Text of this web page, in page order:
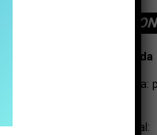
Tarifas Propaganda
Contacto de Prensa:
Contacto Comercial: